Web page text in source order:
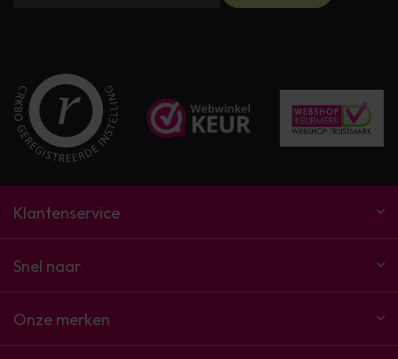
Klantenservice
Snel naar
Onze merken